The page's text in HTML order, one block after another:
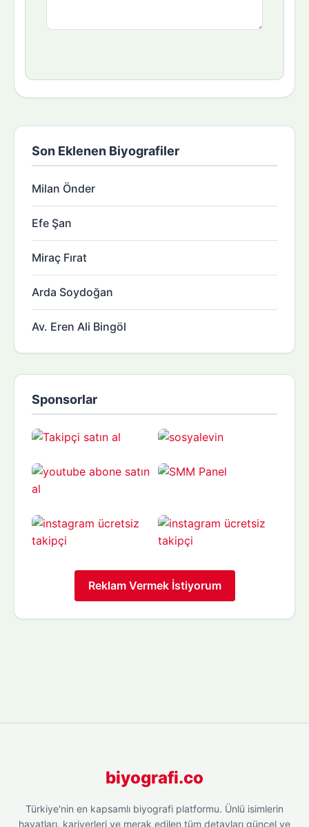
Son Eklenen Biyografiler
Milan Önder
Efe Şan
Miraç Fırat
Arda Soydoğan
Av. Eren Ali Bingöl
Sponsorlar
Reklam Vermek İstiyorum
biyografi.co
Türkiye'nin en kapsamlı biyografi platformu. Ünlü isimlerin
hayatları, kariyerleri ve merak edilen tüm detayları güncel ve